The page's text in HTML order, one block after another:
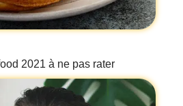
2021 à ne pas rater